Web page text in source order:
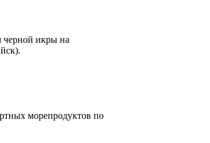
черной икры на
морепродуктов по